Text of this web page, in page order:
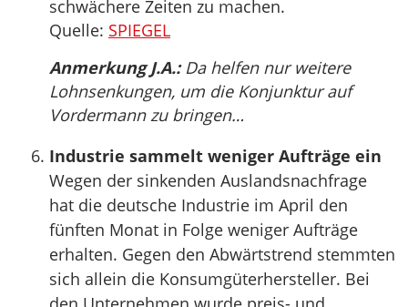
schwächere Zeiten zu machen.
Quelle: SPIEGEL
Anmerkung J.A.:Da helfen nur weitere
Lohnsenkungen, um die Konjunktur auf
Vordermann zu bringen…
Industrie sammelt weniger Aufträge ein
Wegen der sinkenden Auslandsnachfrage
hat die deutsche Industrie im April den
fünften Monat in Folge weniger Aufträge
erhalten. Gegen den Abwärtstrend stemmten
sich allein die Konsumgüterhersteller. Bei